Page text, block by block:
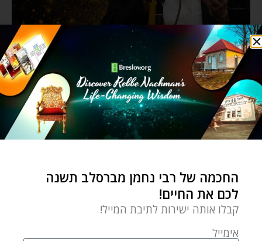
החכמה של רבי נחמן מברסלב תשנה
לכם את החיים!
קבלו אותה ישירות לתיבת המייל!
אימייל